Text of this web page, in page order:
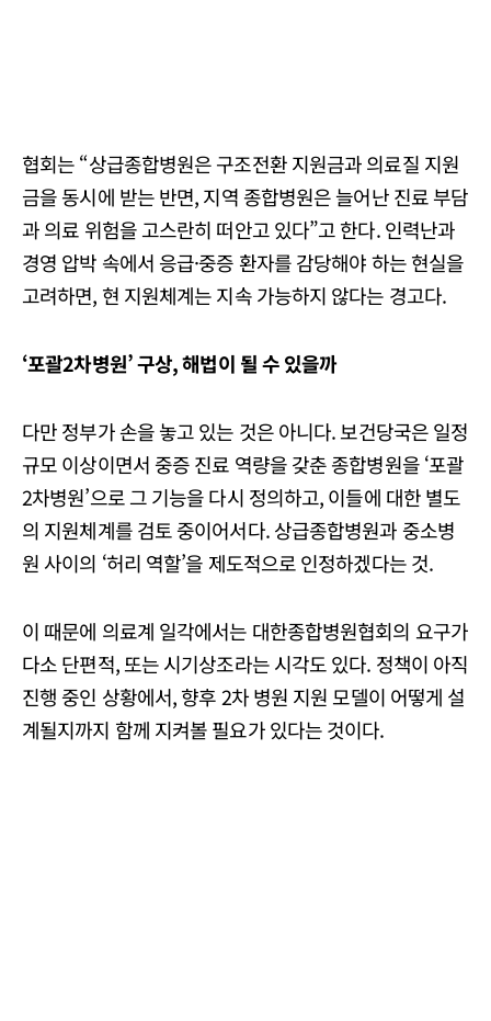
협회는 “상급종합병원은 구조전환 지원금과 의료질 지원
금을 동시에 받는 반면, 지역 종합병원은 늘어난 진료 부담
과 의료 위험을 고스란히 떠안고 있다”고 한다. 인력난과
경영 압박 속에서 응급·중증 환자를 감당해야 하는 현실을
고려하면, 현 지원체계는 지속 가능하지 않다는 경고다.
‘포괄2차병원’ 구상, 해법이 될 수 있을까
다만 정부가 손을 놓고 있는 것은 아니다. 보건당국은 일정
규모 이상이면서 중증 진료 역량을 갖춘 종합병원을 ‘포괄
2차병원’으로 그 기능을 다시 정의하고, 이들에 대한 별도
의 지원체계를 검토 중이어서다. 상급종합병원과 중소병
원 사이의 ‘허리 역할’을 제도적으로 인정하겠다는 것.
이 때문에 의료계 일각에서는 대한종합병원협회의 요구가
다소 단편적, 또는 시기상조라는 시각도 있다. 정책이 아직
진행 중인 상황에서, 향후 2차 병원 지원 모델이 어떻게 설
계될지까지 함께 지켜볼 필요가 있다는 것이다.